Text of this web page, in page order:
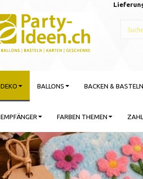
DEKO BALLONS BACKEN & BASTELN
EMPFÄNGER FARBEN THEMEN